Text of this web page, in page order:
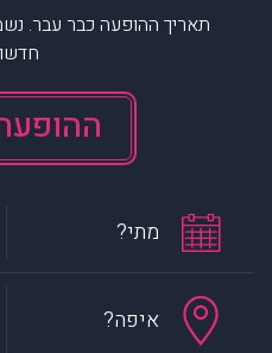
תאריך ההופעה כבר עבר.
מתי?
איפה?